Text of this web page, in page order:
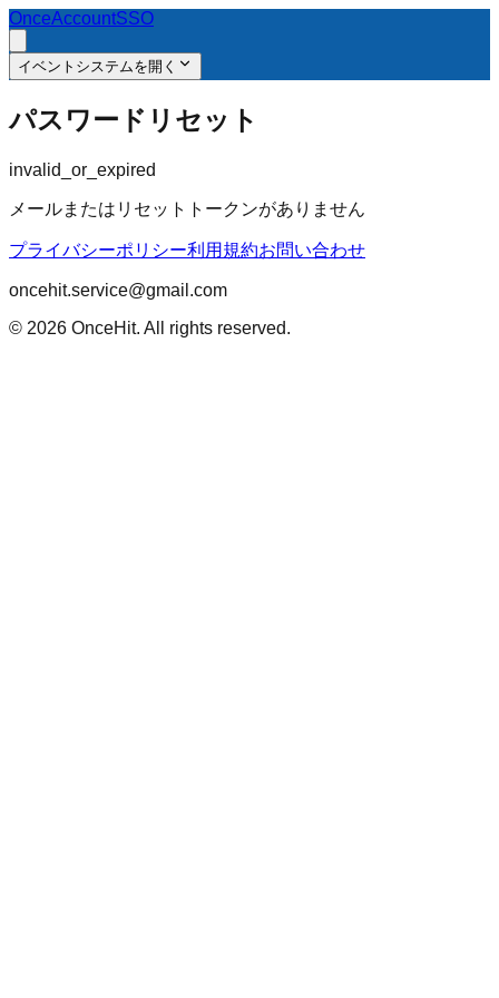
OnceAccountSSO
イベントシステムを開く
パスワードリセット
invalid_or_expired
メールまたはリセットトークンがありません
プライバシーポリシー利用規約お問い合わせ
oncehit.service@gmail.com
© 2026 OnceHit. All rights reserved.